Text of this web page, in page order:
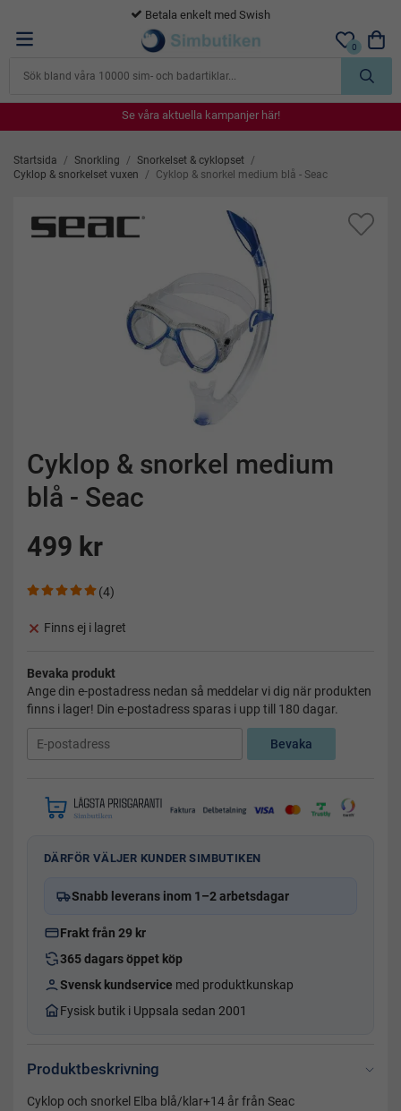
365 dagars öppet köp
0
Se våra aktuella kampanjer här!
Se våra aktuella kampanjer här!
Se våra aktuella kampanjer här!
Se våra aktuella kampanjer här!
Startsida / Snorkling / Snorkelset & cyklopset /
Cyklop & snorkelset vuxen
/ Cyklop & snorkel medium blå - Seac
Cyklop & snorkel medium
blå - Seac
499 kr
(4)
Finns ej i lagret
Bevaka produkt
Ange din e-postadress nedan så meddelar vi dig när produkten
finns i lager! Din e-postadress sparas i upp till 180 dagar.
Bevaka
DÄRFÖR VÄLJER KUNDER SIMBUTIKEN
Snabb leverans inom 1–2 arbetsdagar
Frakt från 29 kr
365 dagars öppet köp
Svensk kundservice med produktkunskap
Fysisk butik i Uppsala sedan 2001
Produktbeskrivning
Cyklop och snorkel Elba blå/klar+14 år från Seac